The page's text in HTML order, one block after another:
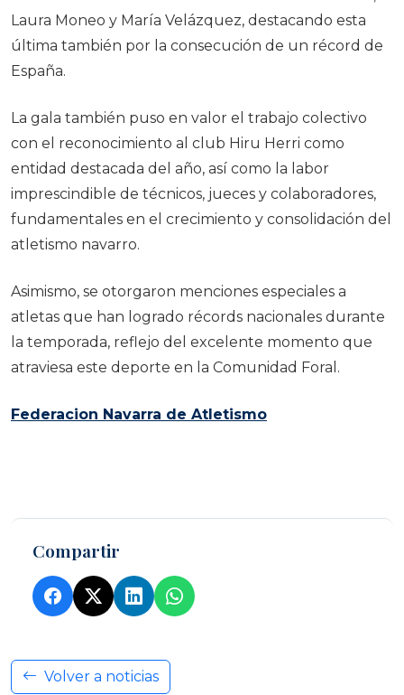
Laura Moneo y María Velázquez, destacando esta
última también por la consecución de un récord de
España.
La gala también puso en valor el trabajo colectivo
con el reconocimiento al club Hiru Herri como
entidad destacada del año, así como la labor
imprescindible de técnicos, jueces y colaboradores,
fundamentales en el crecimiento y consolidación del
atletismo navarro.
Asimismo, se otorgaron menciones especiales a
atletas que han logrado récords nacionales durante
la temporada, reflejo del excelente momento que
atraviesa este deporte en la Comunidad Foral.
Federacion Navarra de Atletismo
Compartir
Volver a noticias